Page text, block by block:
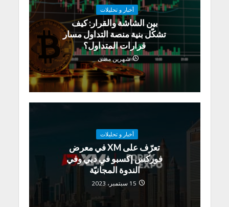
أخبار و تحليلات
بين الشاشة والقرار: كيف
تشكّل بنية منصة التداول مسار
قرارات المتداول؟
شهرين مضى
أخبار و تحليلات
تعرّف على XM في معرض
فوركس إكسبو في دبي وفي
الندوة المجانيّة
15 سبتمبر، 2023